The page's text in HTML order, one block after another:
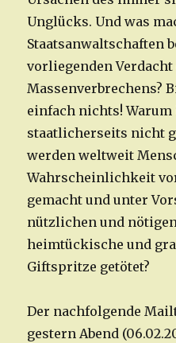
Unglücks. Und was
Staatsanwaltschaften
vorliegenden Verdacht
Massenverbrechens?
einfach nichts! Warum
staatlicherseits nicht
werden weltweit
Wahrscheinlichkeit
gemacht und unter
nützlichen und
heimtückische und
Giftspritze getötet?
Der nachfolgende
gestern Abend